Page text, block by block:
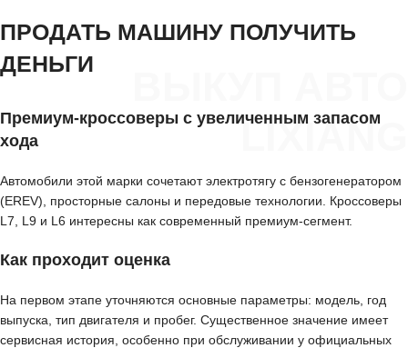
LIXIANG
ПРОДАТЬ МАШИНУ ПОЛУЧИТЬ
ДЕНЬГИ
Премиум-кроссоверы с увеличенным запасом
хода
Автомобили этой марки сочетают электротягу с бензогенератором
(EREV), просторные салоны и передовые технологии. Кроссоверы
L7, L9 и L6 интересны как современный премиум-сегмент.
Как проходит оценка
На первом этапе уточняются основные параметры: модель, год
выпуска, тип двигателя и пробег. Существенное значение имеет
сервисная история, особенно при обслуживании у официальных